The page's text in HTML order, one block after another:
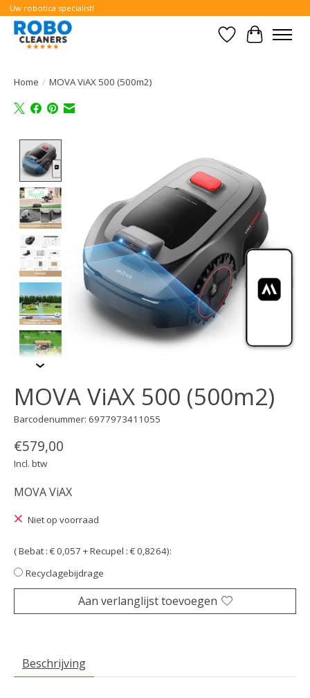
Uw robotica specialist!
Verlanglijst
Home / MOVA ViAX 500 (500m2)
MOVA ViAX 500 (500m2)
Barcodenummer: 6977973411055
€579,00
Incl. btw
MOVA ViAX
Niet op voorraad
( Bebat : € 0,057 + Recupel : € 0,8264):
Recyclagebijdrage
Aan verlanglijst toevoegen
Beschrijving